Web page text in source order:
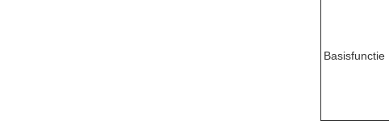
Basisfunctie